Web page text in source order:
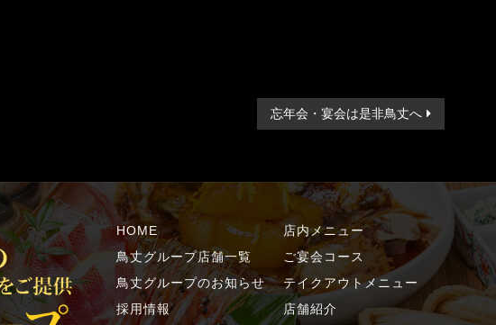
忘年会・宴会は是非鳥丈へ
HOME
鳥丈グループ店舗一覧
鳥丈グループのお知らせ
採用情報
店内メニュー
ご宴会コース
テイクアウトメニュー
店舗紹介